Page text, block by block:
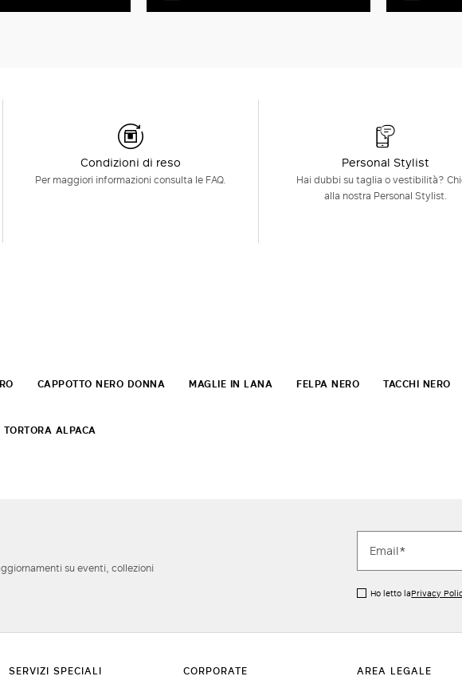
Condizioni di reso
Per maggiori informazioni consulta le FAQ.
Personal Stylist
Hai dubbi su taglia o vestibilità?
alla nostra Personal Stylist.
CAPPOTTO NERO DONNA MAGLIE IN LANA FELPA NERO TACCHI NERO
ALPACA
su eventi, collezioni
Ho letto laPrivacy